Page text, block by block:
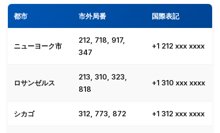
都市 市外局番 国際表記
ニューヨーク市
212, 718, 917,
347
+1 212 xxx xxxx
ロサンゼルス
213, 310, 323,
818
+1 310 xxx xxxx
シカゴ 312, 773, 872 +1 312 xxx xxxx